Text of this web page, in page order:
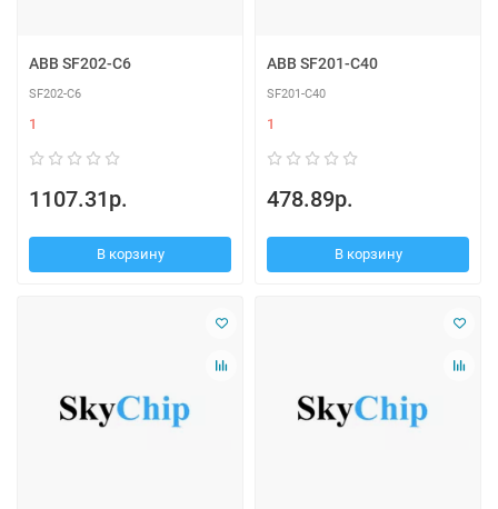
ABB SF202-C6
SF202-C6
1
1107.31р.
В корзину
ABB SF201-C40
SF201-C40
1
478.89р.
В корзину